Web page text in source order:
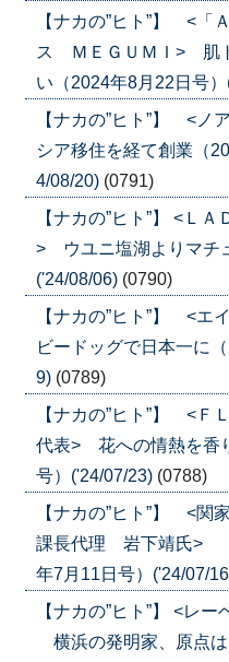
【ナカの”ヒト”】 <「
ス ＭＥＧＵＭＩ> 肌
い（2024年8月22日号
【ナカの”ヒト”】 <
シア移住を経て創業（
4/08/20) (0791)
【ナカの”ヒト”】 <Ｌ
> ウユニ塩湖よりマチ
('24/08/06) (0790)
【ナカの”ヒト”】 <
ビードッグで日本一に
9) (0789)
【ナカの”ヒト”】 <
代表> 花への情熱を香
号）('24/07/23) (0788)
【ナカの”ヒト”】 <関
課長代理 岩下靖氏>
年7月11日号）('24/07/
【ナカの”ヒト”】 <レ
横浜の発明家、原点は